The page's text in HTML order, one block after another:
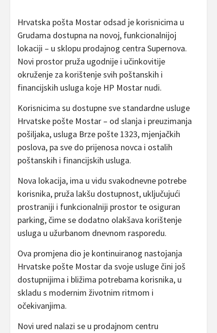
Hrvatska pošta Mostar odsad je korisnicima u
Grudama dostupna na novoj, funkcionalnijoj
lokaciji – u sklopu prodajnog centra Supernova.
Novi prostor pruža ugodnije i učinkovitije
okruženje za korištenje svih poštanskih i
financijskih usluga koje HP Mostar nudi.
Korisnicima su dostupne sve standardne usluge
Hrvatske pošte Mostar – od slanja i preuzimanja
pošiljaka, usluga Brze pošte 1323, mjenjačkih
poslova, pa sve do prijenosa novca i ostalih
poštanskih i financijskih usluga.
Nova lokacija, ima u vidu svakodnevne potrebe
korisnika, pruža lakšu dostupnost, uključujući
prostraniji i funkcionalniji prostor te osiguran
parking, čime se dodatno olakšava korištenje
usluga u užurbanom dnevnom rasporedu.
Ova promjena dio je kontinuiranog nastojanja
Hrvatske pošte Mostar da svoje usluge čini još
dostupnijima i bližima potrebama korisnika, u
skladu s modernim životnim ritmom i
očekivanjima.
Novi ured nalazi se u prodajnom centru